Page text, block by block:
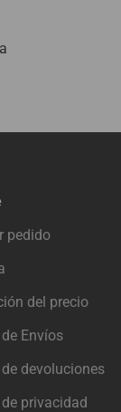
pedido
del precio
Envíos
devoluciones
privacidad